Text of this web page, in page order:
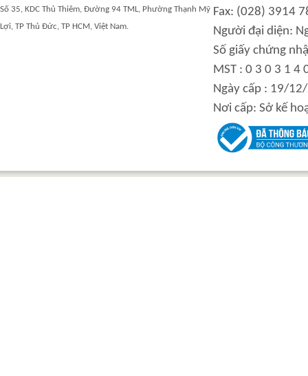
Số 35, KDC Thủ Thiêm, Đường 94 TML, Phường Thạnh Mỹ
Lợi, TP Thủ Đức, TP HCM, Việt Nam.
Fax: (028) 3914
Người đại diện:
Số giấy chứng
MST : 0 3 0 3 1 4
Ngày cấp : 19/
Nơi cấp: Sở kế